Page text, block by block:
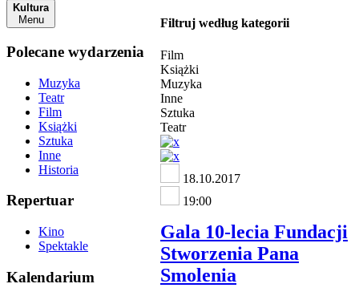
Kultura
Menu
Polecane wydarzenia
Muzyka
Teatr
Film
Książki
Sztuka
Inne
Historia
Repertuar
Kino
Spektakle
Kalendarium
Filtruj według kategorii
Film
Książki
Muzyka
Inne
Sztuka
Teatr
18.10.2017
19:00
Gala 10-lecia Fundacji
Stworzenia Pana
Smolenia